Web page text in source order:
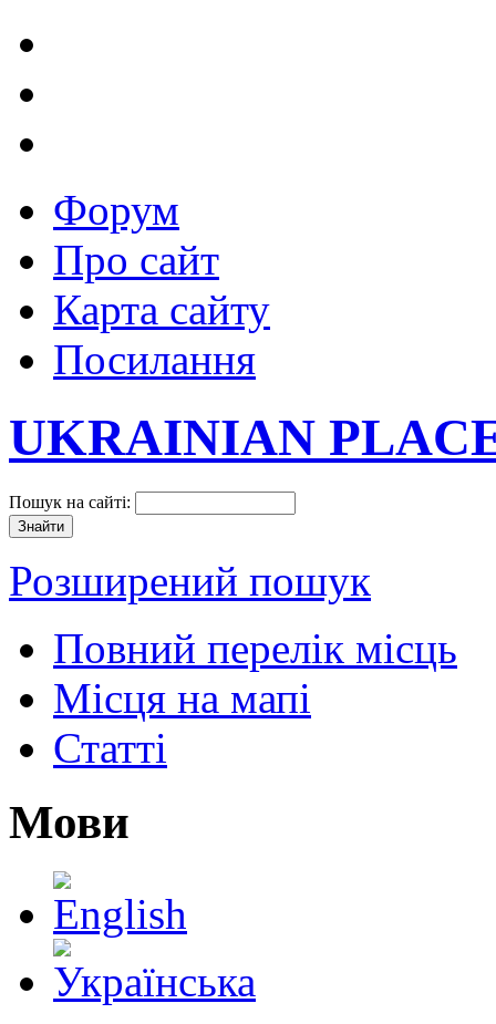
Форум
Про сайт
Карта сайту
Посилання
UKRAINIAN
Пошук на сайті:
Розширений пошук
Повний перелік місць
Місця на мапі
Статті
Мови